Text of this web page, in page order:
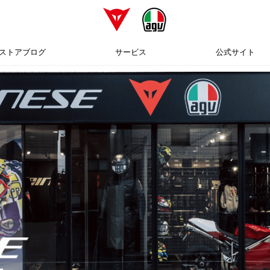
トアブログ サービス 公式サイト